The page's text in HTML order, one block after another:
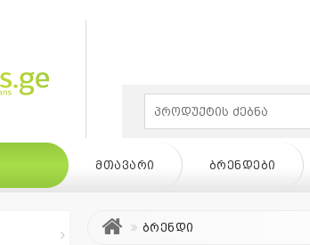
ᲛᲗᲐᲕᲐᲠᲘ ᲑᲠᲔᲜᲓᲔᲑᲘ
ბრენდი